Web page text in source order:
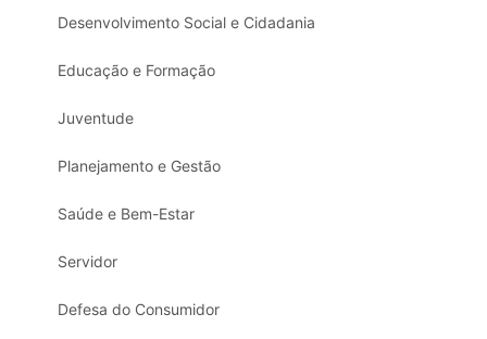
Desenvolvimento Social e Cidadania
Educação e Formação
Juventude
Planejamento e Gestão
Saúde e Bem-Estar
Servidor
Defesa do Consumidor